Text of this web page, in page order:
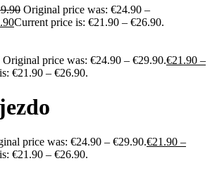
Original price was: €24.90 –
Current price is: €21.90 – €26.90.
Original price was: €24.90 – €29.90.€21.90 –
€21.90 – €26.90.
price was: €24.90 – €29.90.€21.90 –
€21.90 – €26.90.